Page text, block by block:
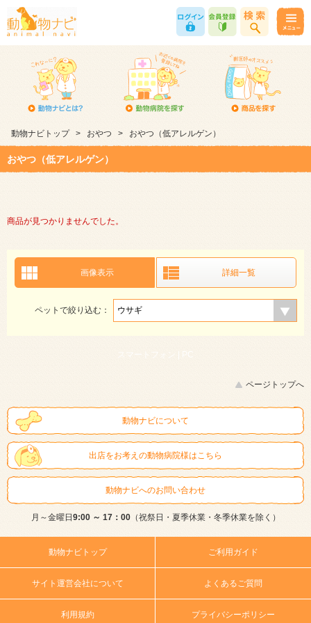
動物ナビトップ > おやつ > おやつ（低アレルゲン）
おやつ（低アレルゲン）
商品が見つかりませんでした。
画像表示 詳細一覧
ペットで絞り込む：
スマートフォン | PC
ページトップへ
動物ナビについて
出店をお考えの動物病院様はこちら
動物ナビへのお問い合わせ
月～金曜日 9:00 ～ 17：00（祝祭日・夏季休業・冬季休業を除く）
動物ナビトップ ご利用ガイド
サイト運営会社について よくあるご質問
利用規約 プライバシーポリシー